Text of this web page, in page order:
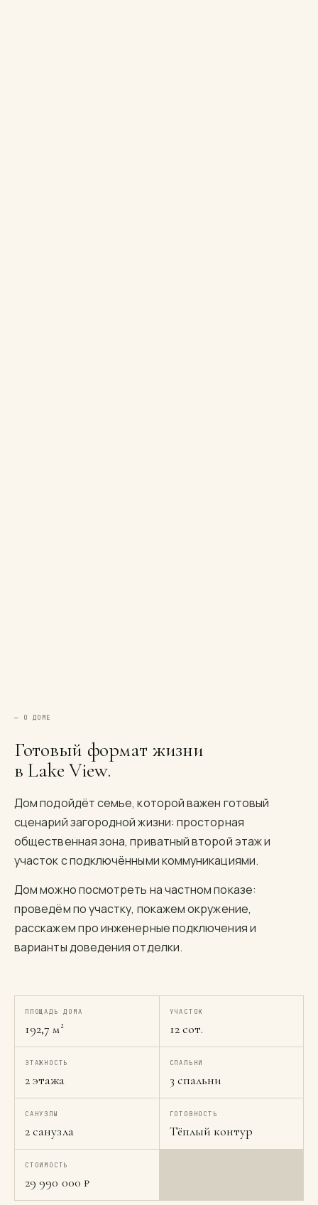
— О ДОМЕ
Готовый формат жизни
в Lake View.
Дом подойдёт семье, которой важен готовый
сценарий загородной жизни: просторная
общественная зона, приватный второй этаж и
участок с подключёнными коммуникациями.
Дом можно посмотреть на частном показе:
проведём по участку, покажем окружение,
расскажем про инженерные подключения и
варианты доведения отделки.
ПЛОЩАДЬ ДОМА
192,7 м²
УЧАСТОК
12 сот.
ЭТАЖНОСТЬ
2 этажа
СПАЛЬНИ
3 спальни
САНУЗЛЫ
2 санузла
ГОТОВНОСТЬ
Тёплый контур
СТОИМОСТЬ
29 990 000 ₽